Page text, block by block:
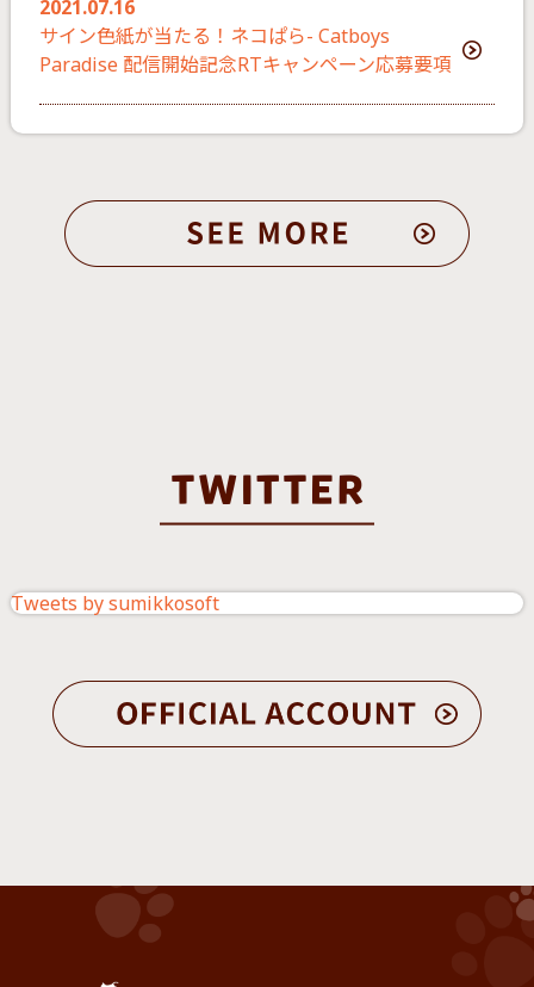
2021.07.16
サイン色紙が当たる！ネコぱら- Catboys
Paradise 配信開始記念RTキャンペーン応募要項
Tweets by sumikkosoft